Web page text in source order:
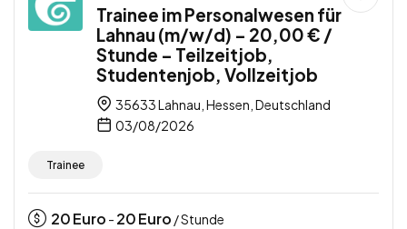
Trainee im Personalwesen für
Lahnau (m/w/d) – 20,00 € /
Stunde – Teilzeitjob,
Studentenjob, Vollzeitjob
35633 Lahnau, Hessen, Deutschland
03/08/2026
Trainee
20Euro - 20Euro / Stunde